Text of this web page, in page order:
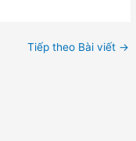
Tiếp theo Bài viết →